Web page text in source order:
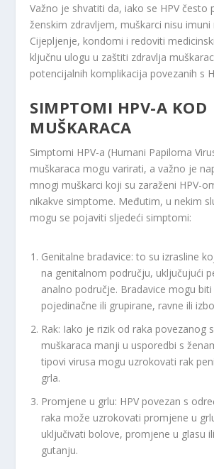
Važno je shvatiti da, iako se HPV često
ženskim zdravljem, muškarci nisu imuni
Cijepljenje, kondomi i redoviti
ključnu ulogu u zaštiti zdravlja
potencijalnih komplikacija povezanih s
SIMPTOMI HPV-A KOD
MUŠKARACA
Simptomi HPV-a (Humani Papiloma
muškaraca mogu varirati, a važno je
mnogi muškarci koji su zaraženi HPV-
nikakve simptome. Međutim, u nekim
mogu se pojaviti sljedeći simptomi:
Genitalne bradavice: to su izrasline
na genitalnom području, uključujući
analno područje. Bradavice mogu
pojedinačne ili grupirane, ravne ili
Rak: Iako je rizik od raka povezanog
muškaraca manji u usporedbi s
tipovi virusa mogu uzrokovati rak
grla.
Promjene u grlu: HPV povezan s
raka može uzrokovati promjene u
uključivati bolove, promjene u glasu
gutanju.